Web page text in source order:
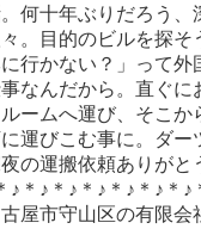
何十年ぶりだろう、
々。目的のビルを探
行かない？」って外
なんだから。直ぐに
ルームへ運び、そこ
に運びこむ事に。ダ
の運搬依頼ありがと
♪＊♪＊♪＊♪＊♪＊♪＊
屋市守山区の有限会